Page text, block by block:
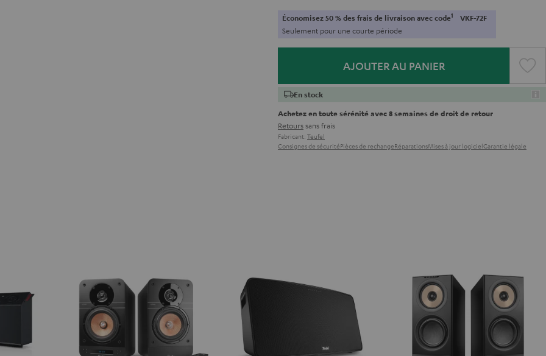
Économisez 50 % des frais de livraison avec code1 VKF-72F
Seulement pour une courte période
AJOUTER AU PANIER
En stock
Achetez en toute sérénité avec 8 semaines de droit de retour
Retourssans frais
Fabricant: Teufel
Consignes de sécuritéPièces de rechangeRéparationsMises à jour logicielGarantie légale